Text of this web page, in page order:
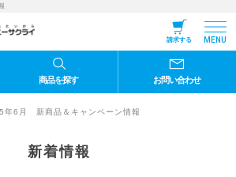
請求する MENU
商品を探す お問い合わせ
年6月 新商品＆キャンペーン情報
新着情報